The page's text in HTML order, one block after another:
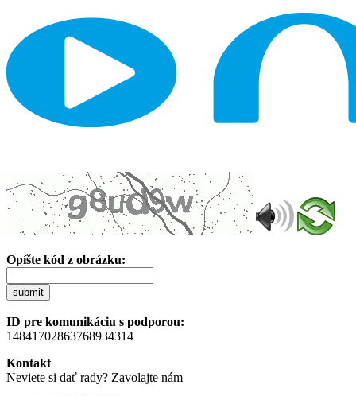
Opíšte kód z obrázku:
submit
ID pre komunikáciu s podporou:
14841702863768934314
Kontakt
Neviete si dať rady? Zavolajte nám